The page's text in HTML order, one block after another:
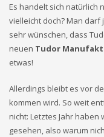
Es handelt sich natürlich
vielleicht doch? Man
sehr wünschen, dass
neuen Tudor
etwas!
Allerdings bleibt es vor
kommen wird. So weit
nicht: Letztes Jahr haben
gesehen, also warum